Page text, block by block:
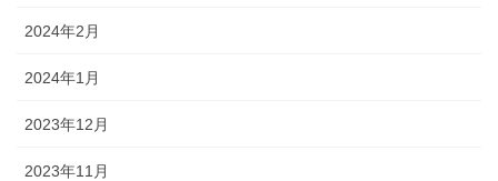
2024年2月
2024年1月
2023年12月
2023年11月